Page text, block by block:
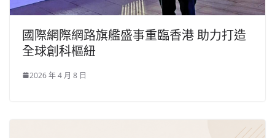
國際網際網路旗艦盛事重臨香港 助力打造
全球創科樞紐
2026 年 4 月 8 日